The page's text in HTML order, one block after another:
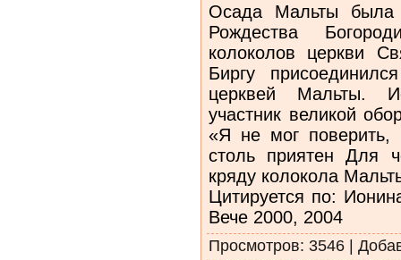
Осада Мальты
Рождества
колоколов церкви
Биргу
церквей Мальты.
участник великой
«Я не мог поверить,
столь приятен Для
кряду колокола
Цитируется по:
Вече 2000, 2004
Просмотров: 3546 |